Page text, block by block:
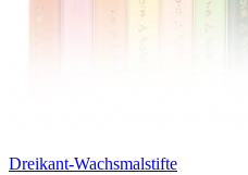
Dreikant-Wachsmalstifte